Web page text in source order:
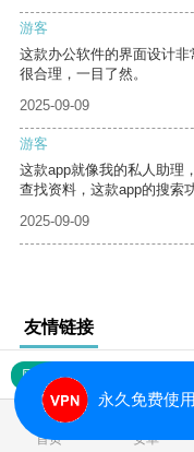
游客
这款办公软件的界面设计
很合理，一目了然。
2025-09-09
游客
这款app就像我的私人助理
查找资料，这款app的搜索
2025-09-09
友情链接
网站地图
首页 安卓
永久免费使